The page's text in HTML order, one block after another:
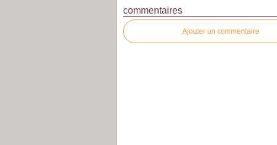
commentaires
Ajouter un commentaire